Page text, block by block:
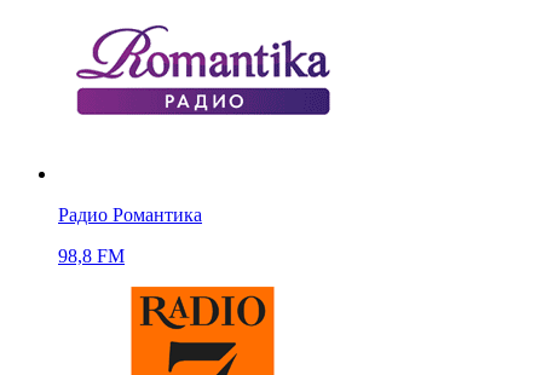
Радио Романтика
98,8 FM